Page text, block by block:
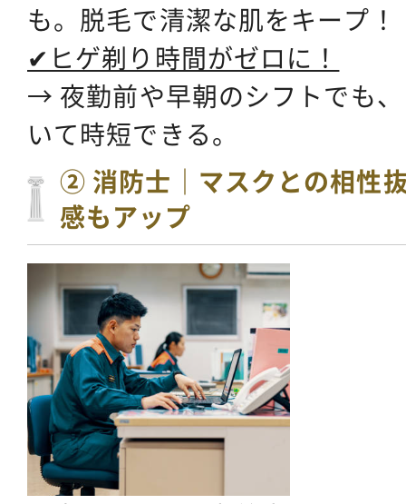
も。 脱毛で清潔な肌をキープ！
✔ヒゲ剃り時間がゼロに！
→ 夜勤前や早朝のシフトでも
いて時短できる。
② 消防士｜マスクとの相性
感もアップ